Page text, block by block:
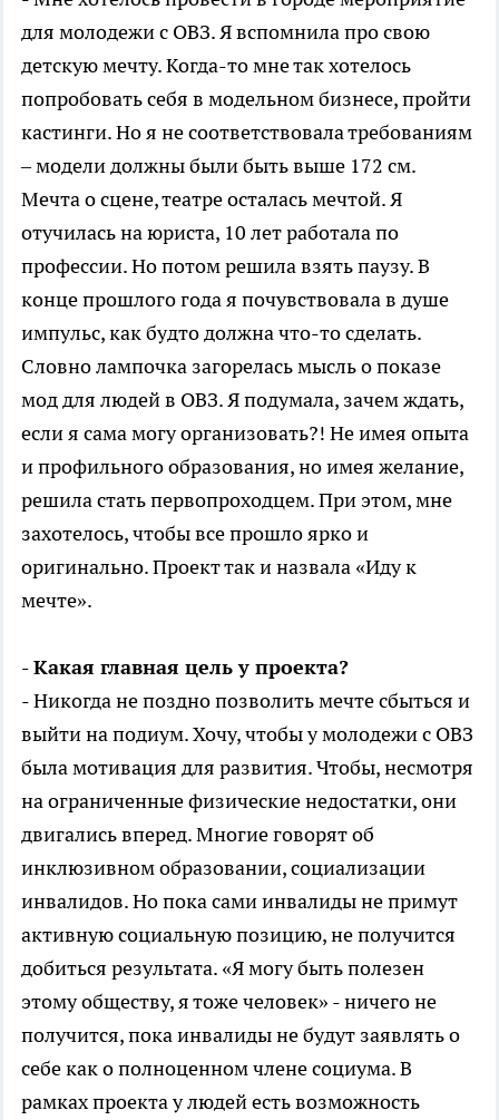
для молодежи с ОВЗ. Я вспомнила про свою
детскую мечту. Когда-то мне так хотелось
попробовать себя в модельном бизнесе, пройти
кастинги. Но я не соответствовала требованиям
– модели должны были быть выше 172 см.
Мечта о сцене, театре осталась мечтой. Я
отучилась на юриста, 10 лет работала по
профессии. Но потом решила взять паузу. В
конце прошлого года я почувствовала в душе
импульс, как будто должна что-то сделать.
Словно лампочка загорелась мысль о показе
мод для людей в ОВЗ. Я подумала, зачем ждать,
если я сама могу организовать?! Не имея опыта
и профильного образования, но имея желание,
решила стать первопроходцем. При этом, мне
захотелось, чтобы все прошло ярко и
оригинально. Проект так и назвала «Иду к
мечте».
- Какая главная цель у проекта?
- Никогда не поздно позволить мечте сбыться и
выйти на подиум. Хочу, чтобы у молодежи с ОВЗ
была мотивация для развития. Чтобы, несмотря
на ограниченные физические недостатки, они
двигались вперед. Многие говорят об
инклюзивном образовании, социализации
инвалидов. Но пока сами инвалиды не примут
активную социальную позицию, не получится
добиться результата. «Я могу быть полезен
этому обществу, я тоже человек» - ничего не
получится, пока инвалиды не будут заявлять о
себе как о полноценном члене социума. В
рамках проекта у людей есть возможность